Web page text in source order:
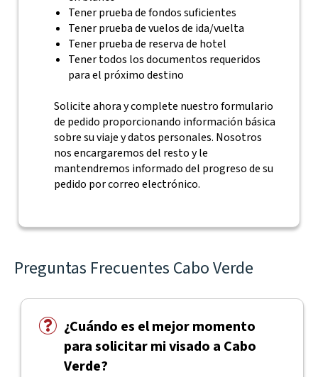
Tener prueba de fondos suficientes
Tener prueba de vuelos de ida/vuelta
Tener prueba de reserva de hotel
Tener todos los documentos requeridos
para el próximo destino
Solicite ahora y complete nuestro formulario
de pedido proporcionando información básica
sobre su viaje y datos personales. Nosotros
nos encargaremos del resto y le
mantendremos informado del progreso de su
pedido por correo electrónico.
Preguntas Frecuentes Cabo Verde
¿Cuándo es el mejor momento
para solicitar mi visado a Cabo
Verde?